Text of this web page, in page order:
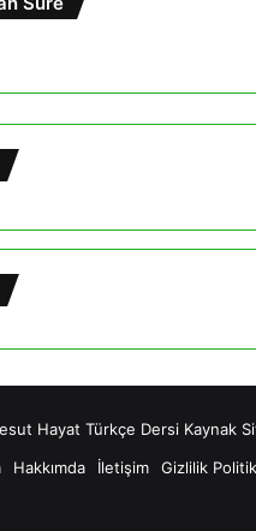
Hayat Türkçe Dersi Kaynak
Hakkımda İletişim Gizlilik